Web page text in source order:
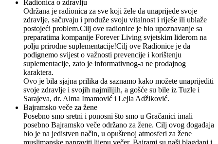
Radionica o zdravlju
Održana je radionica za sve koji žele da unaprijede svoje
zdravlje, sačuvaju i produže svoju vitalnost i riješe ili ublaže
postojeći problem.Cilj ove radionice je bio upoznavanje sa
preparatima kompanije Forever Living svjetskim liderom na
polju prirodne suplementacije!Cilj ove Radionice je da
podignemo svijest o važnosti prevencije i korištenju
suplementacije, zato je informativnog-a ne prodajnog
karaktera.
Ovo je bila sjajna prilika da saznamo kako možete unaprijediti
svoje zdravlje i svojih najmilijih, a gošće su bile iz Tuzle i
Sarajeva, dr. Alma Imamović i Lejla Adžiković.
Bajramsko veče za žene
Posebno smo sretni i ponosni što smo u Gračanici imali
posebno Bajramsko veče održano za žene. Cilj ovog događaja
bio je na jedistven način, u opuštenoj atmosferi za žene